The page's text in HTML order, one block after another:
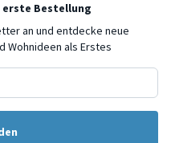
Bestellung
an und entdecke neue
Wohnideen als Erstes